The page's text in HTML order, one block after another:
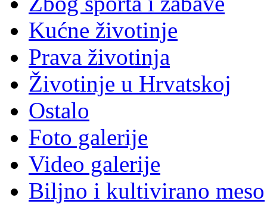
Kućne životinje
Prava životinja
Životinje u Hrvatskoj
Ostalo
Foto galerije
Video galerije
Biljno i kultivirano meso